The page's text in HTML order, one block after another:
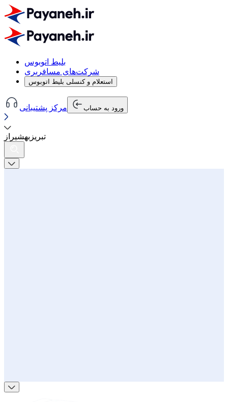
بلیط اتوبوس
شرکت‌های مسافربری
استعلام و کنسلی بلیط اتوبوس
مرکز پشتیبانی ورود به حساب
تبریز بهشیراز